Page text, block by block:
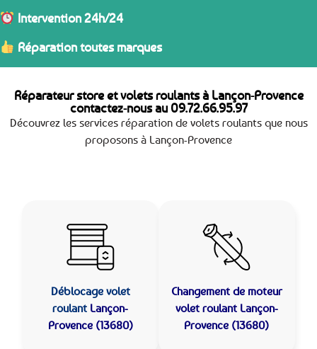
Intervention 24h/24
Réparation toutes marques
Réparateur store et volets roulants à Lançon-Provence
contactez-nous au 09.72.66.95.97
Découvrez les services réparation de volets roulants que nous
proposons à Lançon-Provence
Déblocage volet
roulant Lançon-
Provence (13680)
Changement de moteur
volet roulant Lançon-
Provence (13680)